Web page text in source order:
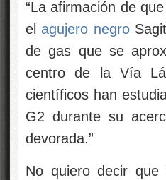
“La afirmación de
el agujero negro
de gas que se
centro de la Vía
científicos han
G2 durante su
devorada.”
No quiero decir que